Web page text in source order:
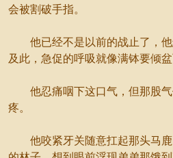
会被割破手指。
他已经不是以前的战止了，他
及此，急促的呼吸就像满钵要倾盆
他忍痛咽下这口气，但那股气
疼。
他咬紧牙关随意扛起那头马鹿